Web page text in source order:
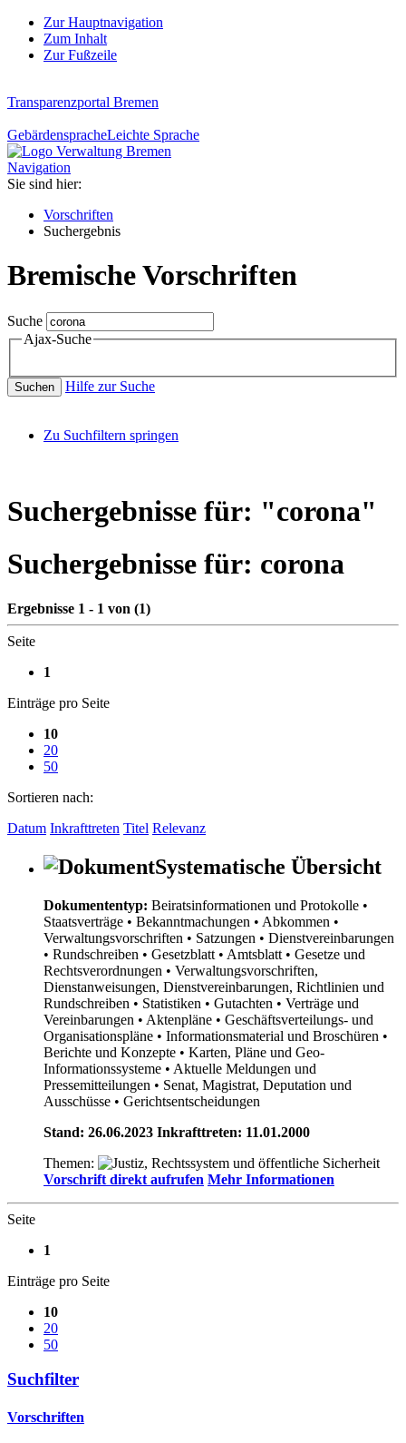
Zur Hauptnavigation
Zum Inhalt
Zur Fußzeile
Transparenzportal Bremen
GebärdenspracheLeichte Sprache
Navigation
Sie sind hier:
Vorschriften
Suchergebnis
Bremische Vorschriften
Suche
Ajax-Suche
Suchen Hilfe zur Suche
Zu Suchfiltern springen
Suchergebnisse für: "corona"
Suchergebnisse für: corona
Ergebnisse 1 - 1 von (1)
Seite
1
Einträge pro Seite
10
20
50
Sortieren nach:
Datum Inkrafttreten Titel Relevanz
Systematische Übersicht
Dokumententyp: Beiratsinformationen und Protokolle •
Staatsverträge • Bekanntmachungen • Abkommen •
Verwaltungsvorschriften • Satzungen • Dienstvereinbarungen
• Rundschreiben • Gesetzblatt • Amtsblatt • Gesetze und
Rechtsverordnungen • Verwaltungsvorschriften,
Dienstanweisungen, Dienstvereinbarungen, Richtlinien und
Rundschreiben • Statistiken • Gutachten • Verträge und
Vereinbarungen • Aktenpläne • Geschäftsverteilungs- und
Organisationspläne • Informationsmaterial und Broschüren •
Berichte und Konzepte • Karten, Pläne und Geo-
Informationssysteme • Aktuelle Meldungen und
Pressemitteilungen • Senat, Magistrat, Deputation und
Ausschüsse • Gerichtsentscheidungen
Stand: 26.06.2023 Inkrafttreten: 11.01.2000
Themen:
Vorschrift direkt aufrufen Mehr Informationen
Seite
1
Einträge pro Seite
10
20
50
Suchfilter
Vorschriften